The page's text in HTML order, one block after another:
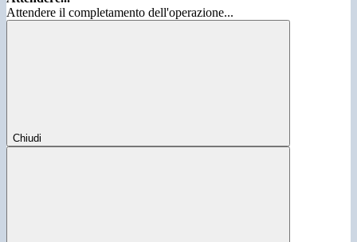
Attendere il completamento dell'operazione...
Chiudi